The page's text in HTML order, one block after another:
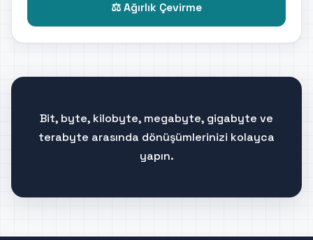
⚖️ Ağırlık Çevirme
Bit, byte, kilobyte, megabyte, gigabyte ve
terabyte arasında dönüşümlerinizi kolayca
yapın.